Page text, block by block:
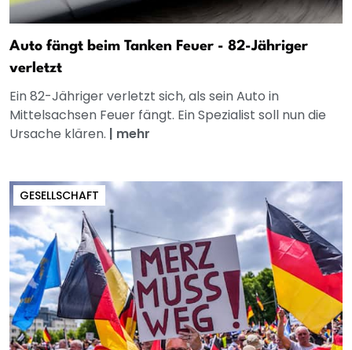
Auto fängt beim Tanken Feuer - 82-Jähriger
verletzt
Ein 82-Jähriger verletzt sich, als sein Auto in
Mittelsachsen Feuer fängt. Ein Spezialist soll nun die
Ursache klären. | mehr
GESELLSCHAFT